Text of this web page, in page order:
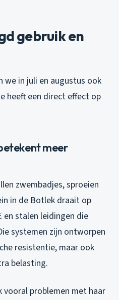
gebruik en
we in juli en augustus ook
heeft een direct effect op
meer
zwembadjes, sproeien
in de Botlek draait op
en stalen leidingen die
systemen zijn ontworpen
resistentie, maar ook
belasting.
vooral problemen met haar